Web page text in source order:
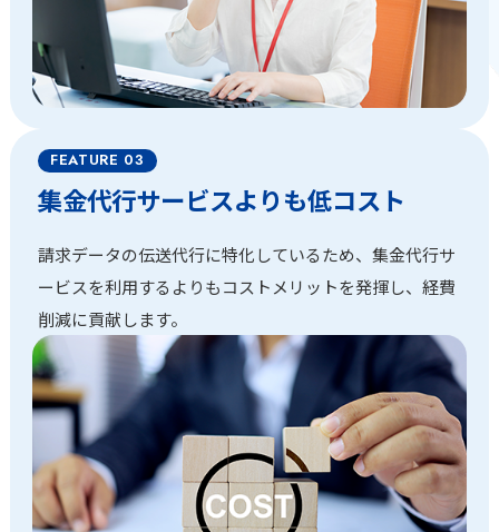
集金代行サービスよりも低コスト
請求データの伝送代行に特化しているため、集金代行サ
ービスを利用するよりもコストメリットを発揮し、経費
削減に貢献します。